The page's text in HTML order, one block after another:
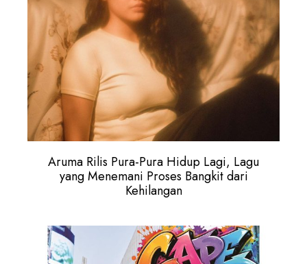
Aruma Rilis Pura-Pura Hidup Lagi, Lagu
yang Menemani Proses Bangkit dari
Kehilangan